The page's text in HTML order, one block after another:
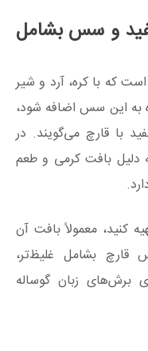
و سس بشامل
با کره، آرد و شیر
به این سس اضافه شود،
با قارچ می‌گویند. در
دلیل بافت کرمی و طعم
کنید، معمولاً بافت آن
بشامل غلیظ‌تر،
برش‌های زبان گوساله